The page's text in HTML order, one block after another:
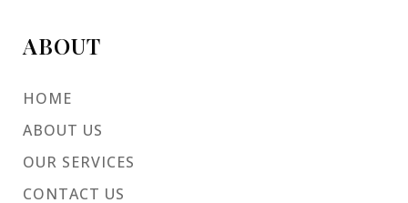
ABOUT
HOME
ABOUT US
OUR SERVICES
CONTACT US